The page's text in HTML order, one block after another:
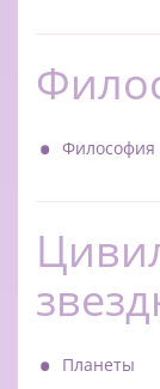
Философия
Планеты